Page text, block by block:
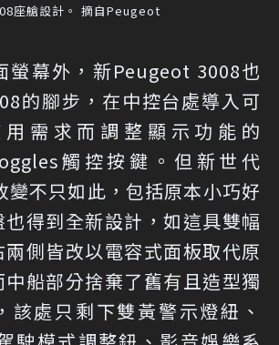
座艙設計。 摘自Peugeot
螢幕外，新Peugeot 3008也
的腳步，在中控台處導入可
需求而調整顯示功能的
觸控按鍵。但新世代
變不只如此，包括原本小巧好
得到全新設計，如這具雙幅
側皆改以電容式面板取代原
船部分捨棄了舊有且造型獨
該處只剩下雙黃警示燈紐、